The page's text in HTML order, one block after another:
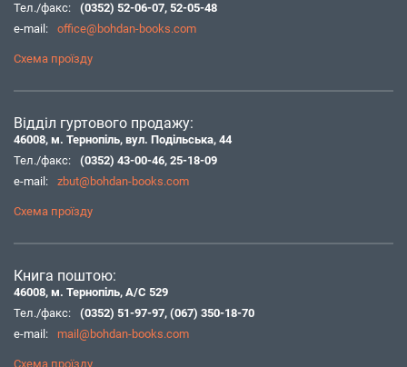
Тел./факс:
(0352) 52-06-07, 52-05-48
e-mail:
office@bohdan-books.com
Схема проїзду
Відділ гуртового продажу:
46008, м. Тернопіль, вул. Подільська, 44
Тел./факс:
(0352) 43-00-46, 25-18-09
e-mail:
zbut@bohdan-books.com
Схема проїзду
Книга поштою:
46008, м. Тернопіль, А/С 529
Тел./факс:
(0352) 51-97-97, (067) 350-18-70
e-mail:
mail@bohdan-books.com
Схема проїзду